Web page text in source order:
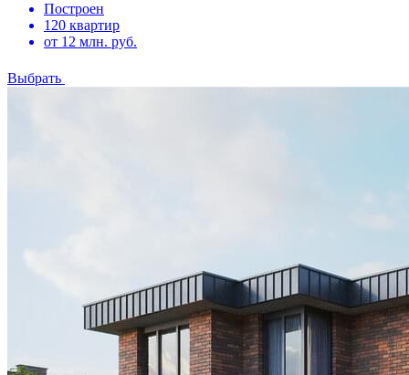
Построен
120 квартир
от 12 млн. руб.
Выбрать